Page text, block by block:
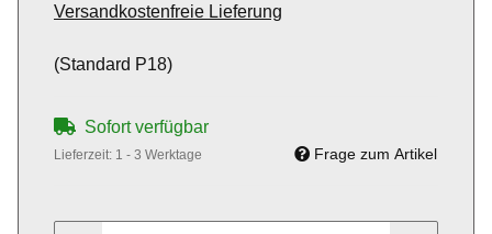
Versandkostenfreie Lieferung
(Standard P18)
Sofort verfügbar
Lieferzeit: 1 - 3 Werktage Frage zum Artikel